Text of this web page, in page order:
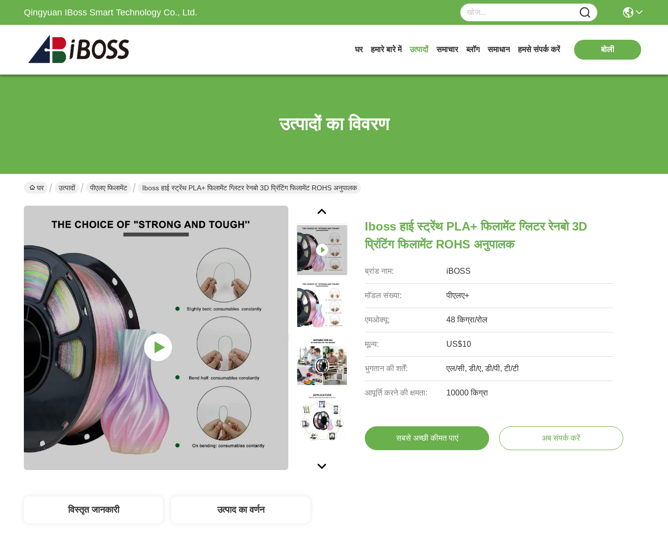
Qingyuan IBoss Smart Technology Co., Ltd.
घर हमारे बारे में उत्पादों समाचार ब्लॉग समाधान हमसे संपर्क करें बोली
उत्पादों का विवरण
घर उत्पादों पीएलए फिलामेंट Iboss हाई स्ट्रेंथ PLA+ फिलामेंट ग्लिटर रेनबो 3D प्रिंटिंग फिलामेंट ROHS अनुपालक
Iboss हाई स्ट्रेंथ PLA+ फिलामेंट ग्लिटर रेनबो 3D
प्रिंटिंग फिलामेंट ROHS अनुपालक
ब्रांड नाम: iBOSS
मॉडल संख्या: पीएलए+
एमओक्यू: 48 किग्रा/रोल
मूल्य: US$10
भुगतान की शर्तें: एल/सी, डी/ए, डी/पी, टी/टी
आपूर्ति करने की क्षमता: 10000 किग्रा
सबसे अच्छी कीमत पाएं अब संपर्क करें
विस्तृत जानकारी उत्पाद का वर्णन